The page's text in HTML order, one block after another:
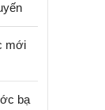
mới
bạ